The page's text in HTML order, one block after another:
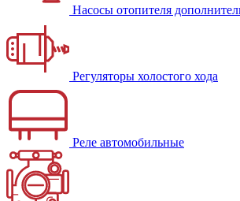
Насосы отопителя
Регуляторы холостого хода
Реле автомобильные